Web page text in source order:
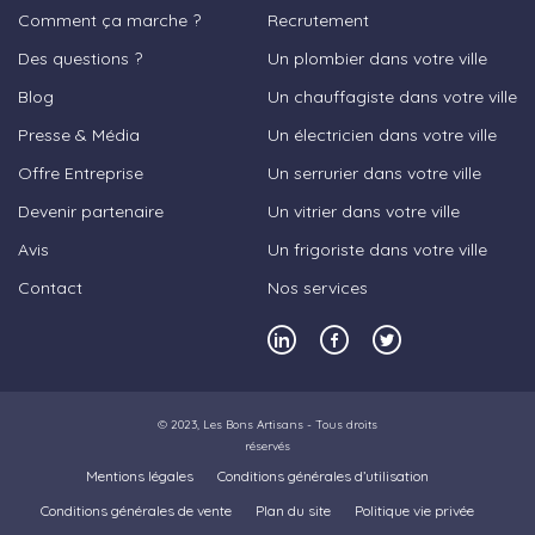
Comment ça marche ?
Des questions ?
Blog
Presse & Média
Offre Entreprise
Devenir partenaire
Avis
Contact
Recrutement
Un plombier dans votre ville
Un chauffagiste dans votre ville
Un électricien dans votre ville
Un serrurier dans votre ville
Un vitrier dans votre ville
Un frigoriste dans votre ville
Nos services
© 2023, Les Bons Artisans - Tous droits
réservés
Mentions légales
Conditions générales d’utilisation
Conditions générales de vente
Plan du site Politique vie privée